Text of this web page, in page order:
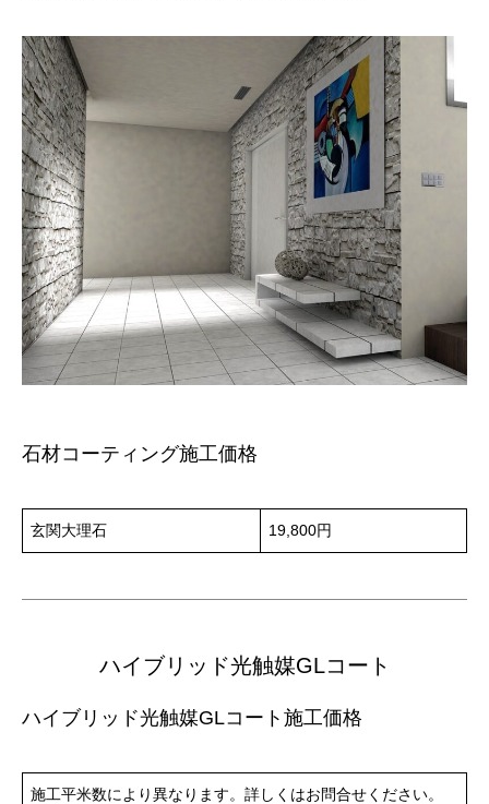
石材コーティング施工価格
玄関大理石 19,800円
ハイブリッド光触媒GLコート
ハイブリッド光触媒GLコート施工価格
施工平米数により異なります。詳しくはお問合せください。